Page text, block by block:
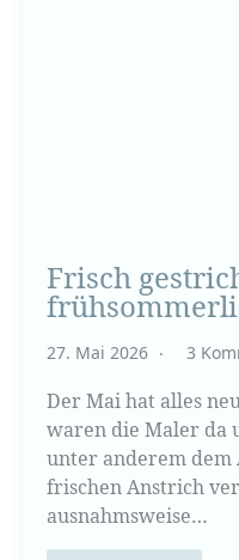
Frisch
27. Mai 2026 3
Der Mai hat alles
waren die Maler da
unter anderem
frischen Anstrich
ausnahmsweise…